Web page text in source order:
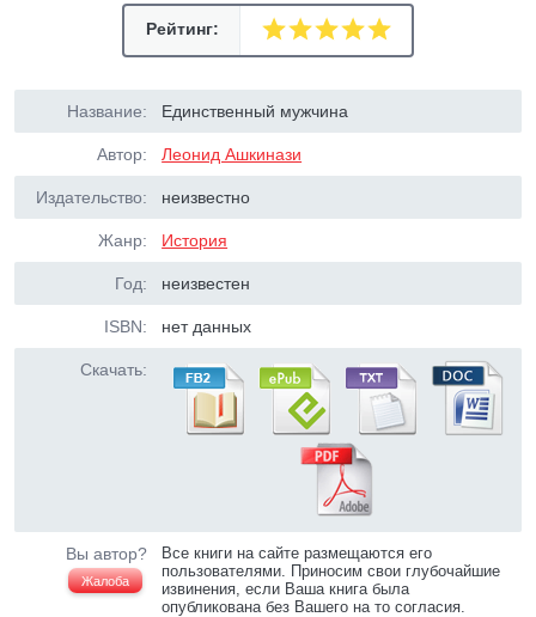
Рейтинг:
Название: Единственный мужчина
Автор: Леонид Ашкинази
Издательство: неизвестно
Жанр: История
Год: неизвестен
ISBN: нет данных
Скачать:
Вы автор?
Жалоба
Все книги на сайте размещаются его
пользователями. Приносим свои глубочайшие
извинения, если Ваша книга была
опубликована без Вашего на то согласия.